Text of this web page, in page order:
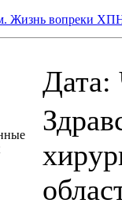
Жизнь вопреки
Дата: